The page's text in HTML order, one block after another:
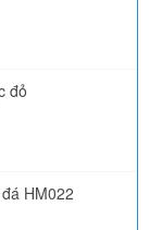
đỏ
HM022